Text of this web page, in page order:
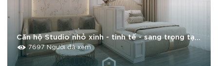
Căn hộ Studio nhỏ xinh - tinh tế - sang trọng tại
dự án Tokin Tây Mỗ
7697 Người đã xem